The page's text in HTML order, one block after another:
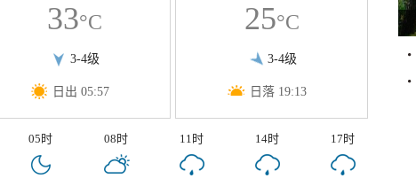
33°C
3-4级
日出 05:57
25°C
3-4级
日落 19:13
05时 08时 11时 14时 17时